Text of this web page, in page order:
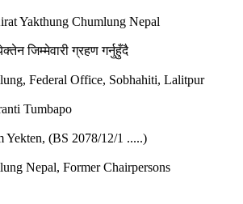
Yakthung Chumlung Nepal
जिम्मेवारी ग्रहण गर्नुहुँदै
Federal Office, Sobhahiti, Lalitpur
Tumbapo
Yekten, (BS 2078/12/1 .....)
Nepal, Former Chairpersons